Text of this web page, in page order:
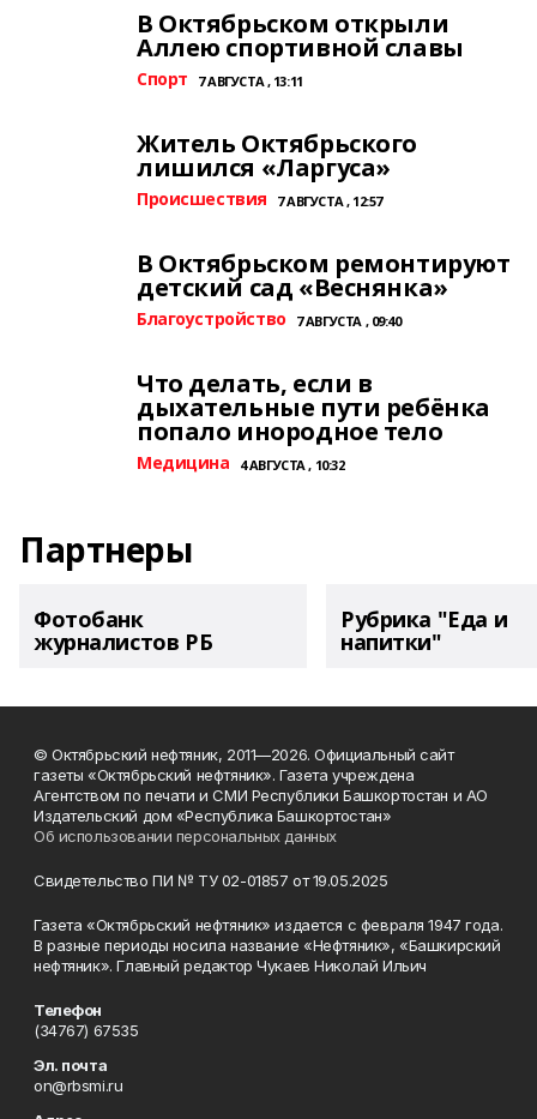
В Октябрьском открыли
Аллею спортивной славы
Спорт 7 АВГУСТА , 13:11
Житель Октябрьского
лишился «Ларгуса»
Происшествия 7 АВГУСТА , 12:57
В Октябрьском ремонтируют
детский сад «Веснянка»
Благоустройство 7 АВГУСТА , 09:40
Что делать, если в
дыхательные пути ребёнка
попало инородное тело
Медицина 4 АВГУСТА , 10:32
Партнеры
Фотобанк
журналистов РБ
Рубрика "Еда и
напитки"
© Октябрьский нефтяник, 2011—2026. Официальный сайт
газеты «Октябрьский нефтяник». Газета учреждена
Агентством по печати и СМИ Республики Башкортостан и АО
Издательский дом «Республика Башкортостан»
Об использовании персональных данных
Свидетельство ПИ № ТУ 02-01857 от 19.05.2025
Газета «Октябрьский нефтяник» издается с февраля 1947 года.
В разные периоды носила название «Нефтяник», «Башкирский
нефтяник». Главный редактор Чукаев Николай Ильич
Телефон
(34767) 67535
Эл. почта
on@rbsmi.ru